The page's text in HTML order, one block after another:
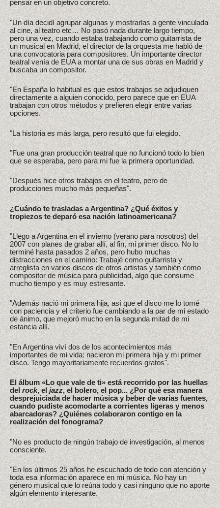
pensar en un objetivo concreto.
"Un día decidí agrupar algunas y mostrarlas a gente vinculada
al cine, al teatro etc… No pasó nada durante largo tiempo,
pero una vez, cuando estaba trabajando como guitarrista de
un musical en Madrid, el director de la orquesta me habló de
una convocatoria para compositores. Un importante director
teatral venía de EUA a montar una de sus obras en Madrid y
buscaba un compositor.
"En España lo habitual es que estos trabajos se adjudiquen
directamente a alguien conocido, pero parece que en EUA
trabajan con otros métodos y prefieren elegir entre varias
opciones.
"La historia es más larga, pero resultó que fui elegido.
"Fue una gran producción teatral que no funcionó todo lo bien
que se esperaba, pero para mi fue la primera oportunidad.
"Después hice otros trabajos en el teatro, pero de
producciones mucho más pequeñas".
¿Cuándo te trasladas a Argentina? ¿Qué éxitos y
tropiezos te deparó esa nación latinoamericana?
"Llego a Argentina en el invierno (verano para nosotros) del
2007 con planes de grabar allí, al fin, mi primer disco. No lo
terminé hasta pasados 2 años, pero hubo muchas
distracciones en el camino: Trabajé como guitarrista y
arreglista en varios discos de otros artistas y también como
compositor de música para publicidad, algo que consume
mucho tiempo y es muy estresante.
"Además nació mi primera hija, así que el disco me lo tomé
con paciencia y el criterio fue cambiando a la par de mi estado
de ánimo, que mejoró mucho en la segunda mitad de mi
estancia allí.
"En Argentina viví dos de los acontecimientos más
importantes de mi vida: nacieron mi primera hija y mi primer
disco. Tengo mayoritariamente recuerdos gratos".
El álbum «Lo que vale de ti» está recorrido por las huellas
delrock, eljazz, el bolero, el pop... ¿Por qué esa manera
desprejuiciada de hacer música y beber de varias fuentes,
cuando pudiste acomodarte a corrientes ligeras y menos
abarcadoras? ¿Quiénes colaboraron contigo en la
realización del fonograma?
"No es producto de ningún trabajo de investigación, al menos
consciente.
"En los últimos 25 años he escuchado de todo con atención y
toda esa información aparece en mi música. No hay un
género musical que lo reúna todo y casi ninguno que no aporte
algún elemento interesante.